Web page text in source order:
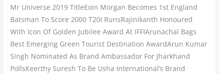
Mr Universe 2019 TitleEoin Morgan Becomes 1st England
Batsman To Score 2000 T20I RunsRajinikanth Honoured
With Icon Of Golden Jubilee Award At IFFIArunachal Bags
Best Emerging Green Tourist Destination AwardArun Kumar
Singh Nominated As Brand Ambassador For Jharkhand
PollsKeerthy Suresh To Be Usha International’s Brand